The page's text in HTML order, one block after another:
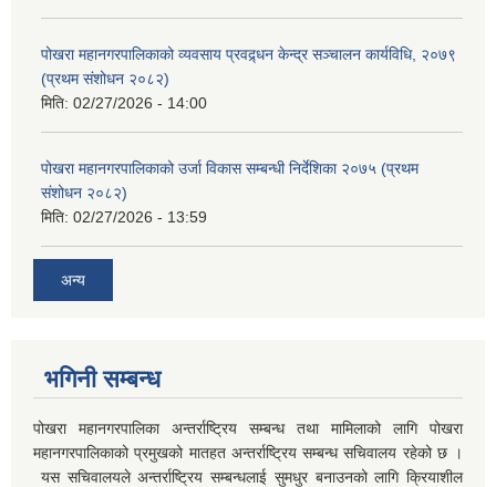
पोखरा महानगरपालिकाको व्यवसाय प्रवद्र्धन केन्द्र सञ्चालन कार्यविधि, २०७९
(प्रथम संशोधन २०८२)
मिति: 02/27/2026 - 14:00
पोखरा महानगरपालिकाको उर्जा विकास सम्बन्धी निर्देशिका २०७५ (प्रथम
संशोधन २०८२)
मिति: 02/27/2026 - 13:59
अन्य
भगिनी सम्बन्ध
पोखरा महानगरपालिका अन्तर्राष्ट्रिय सम्बन्ध तथा मामिलाको लागि पोखरा
महानगरपालिकाको प्रमुखको मातहत अन्तर्राष्ट्रिय सम्बन्ध सचिवालय रहेको छ ।
यस सचिवालयले अन्तर्राष्ट्रिय सम्बन्धलाई सुमधुर बनाउनको लागि क्रियाशील